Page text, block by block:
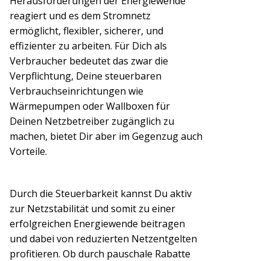
reagiert und es dem Stromnetz
ermöglicht, flexibler, sicherer, und
effizienter zu arbeiten. Für Dich als
Verbraucher bedeutet das zwar die
Verpflichtung, Deine steuerbaren
Verbrauchseinrichtungen wie
Wärmepumpen oder Wallboxen für
Deinen Netzbetreiber zugänglich zu
machen, bietet Dir aber im Gegenzug auch
Vorteile.
Durch die Steuerbarkeit kannst Du aktiv
zur Netzstabilität und somit zu einer
erfolgreichen Energiewende beitragen
und dabei von reduzierten Netzentgelten
profitieren. Ob durch pauschale Rabatte